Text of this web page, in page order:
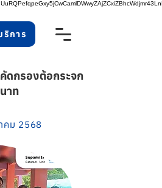
ริการ
ดกรองต้อกระจก
าท
คม 2568